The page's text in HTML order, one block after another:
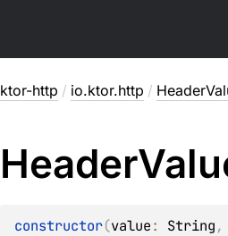
ktor-http / io.ktor.http /
Header
constructor(value: String,